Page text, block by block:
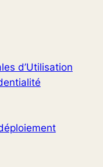
d’Utilisation